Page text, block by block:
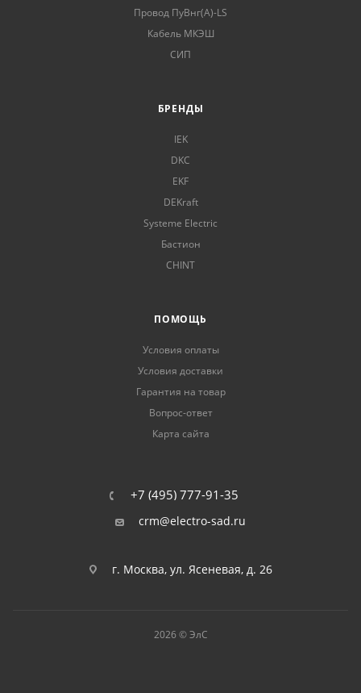
Провод ПуВнг(А)-LS
Кабель МКЭШ
СИП
БРЕНДЫ
IEK
DKC
EKF
DEKraft
Systeme Electric
Бастион
CHINT
ПОМОЩЬ
Условия оплаты
Условия доставки
Гарантия на товар
Вопрос-ответ
Карта сайта
+7 (495) 777-91-35
crm@electro-sad.ru
г. Москва, ул. Ясеневая, д. 26
2026 © ЭлС